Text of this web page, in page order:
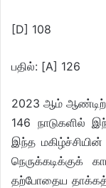
[D] 108
பதில்: [A] 126
2023 ஆம்
146 நாடுகளில்
இந்த
நெருக்கடிக்குக்
தற்போதைய